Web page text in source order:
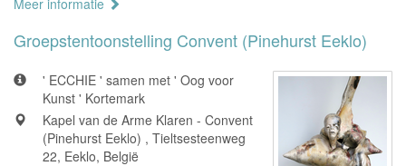
Meer informatie
Groepstentoonstelling Convent (Pinehurst Eeklo)
' ECCHIE ' samen met ' Oog voor
Kunst ' Kortemark
Kapel van de Arme Klaren - Convent
(Pinehurst Eeklo) , Tieltsesteenweg
22, Eeklo, België